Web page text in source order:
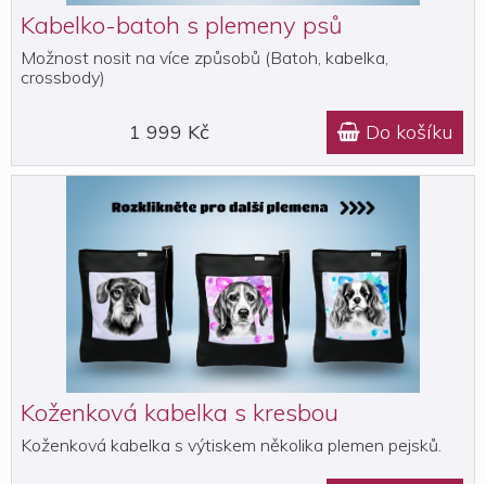
Kabelko-batoh s plemeny psů
Možnost nosit na více způsobů (Batoh, kabelka,
crossbody)
1 999 Kč  Do košíku
Koženková kabelka s kresbou
Koženková kabelka s výtiskem několika plemen pejsků.